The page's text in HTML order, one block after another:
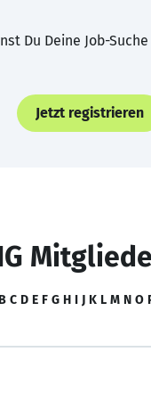
Du Deine Job-
Jetzt registrieren
B C D E F G H I J K L M N O